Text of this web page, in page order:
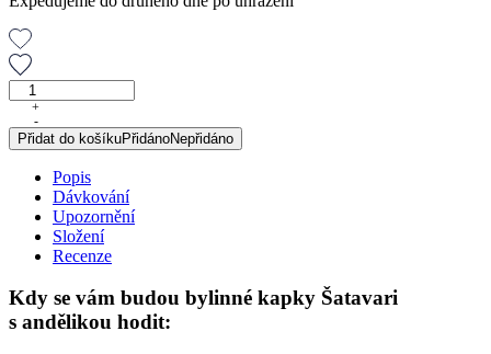
Šatavari
andělikou,
originální
bylinné
kapky,
množství
+
-
Přidat do košíkuPřidánoNepřidáno
Popis
Dávkování
Upozornění
Složení
Recenze
Kdy se vám budou bylinné kapky Šatavari
s andělikou hodit: